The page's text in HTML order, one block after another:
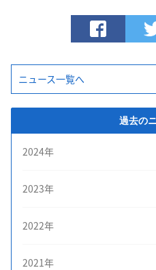
ニュース一覧へ
過去の
2024年
2023年
2022年
2021年